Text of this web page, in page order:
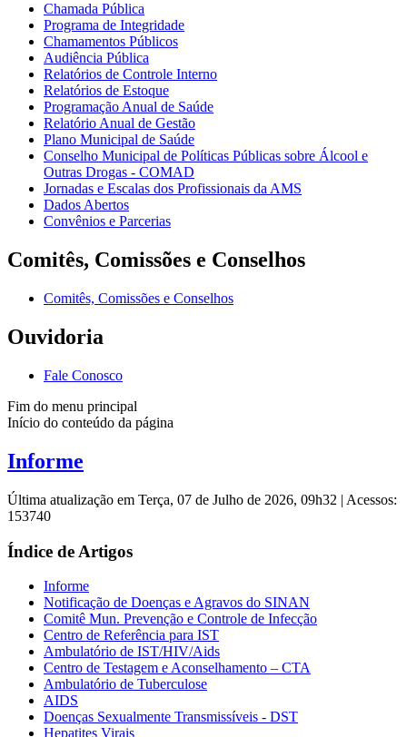
Chamada Pública
Programa de Integridade
Chamamentos Públicos
Audiência Pública
Relatórios de Controle Interno
Relatórios de Estoque
Programação Anual de Saúde
Relatório Anual de Gestão
Plano Municipal de Saúde
Conselho Municipal de Políticas Públicas sobre Álcool e
Outras Drogas - COMAD
Jornadas e Escalas dos Profissionais da AMS
Dados Abertos
Convênios e Parcerias
Comitês, Comissões e Conselhos
Comitês, Comissões e Conselhos
Ouvidoria
Fale Conosco
Fim do menu principal
Início do conteúdo da página
Informe
Última atualização em Terça, 07 de Julho de 2026, 09h32 | Acessos:
153740
Índice de Artigos
Informe
Notificação de Doenças e Agravos do SINAN
Comitê Mun. Prevenção e Controle de Infecção
Centro de Referência para IST
Ambulatório de IST/HIV/Aids
Centro de Testagem e Aconselhamento – CTA
Ambulatório de Tuberculose
AIDS
Doenças Sexualmente Transmissíveis - DST
Hepatites Virais